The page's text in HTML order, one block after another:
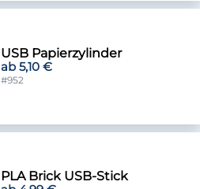
USB Papierzylinder
ab 5,10 €
#952
PLA Brick USB-Stick